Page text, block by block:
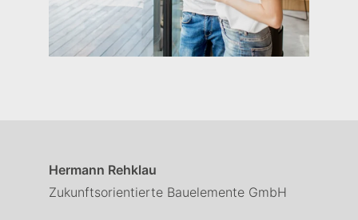
Hermann Rehklau
Zukunftsorientierte Bauelemente GmbH